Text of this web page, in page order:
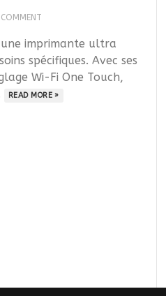
une imprimante ultra
spécifiques. Avec ses
Wi-Fi One Touch,
READ MORE »